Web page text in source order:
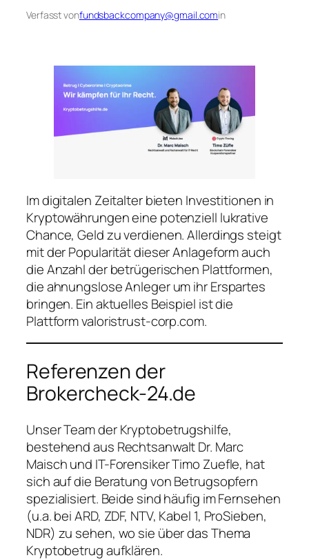
Verfasst vonfundsbackcompany@gmail.comin
Im digitalen Zeitalter bieten Investitionen in
Kryptowährungen eine potenziell lukrative
Chance, Geld zu verdienen. Allerdings steigt
mit der Popularität dieser Anlageform auch
die Anzahl der betrügerischen Plattformen,
die ahnungslose Anleger um ihr Erspartes
bringen. Ein aktuelles Beispiel ist die
Plattform valoristrust-corp.com.
Referenzen der
Brokercheck-24.de
Unser Team der Kryptobetrugshilfe,
bestehend aus Rechtsanwalt Dr. Marc
Maisch und IT-Forensiker Timo Zuefle, hat
sich auf die Beratung von Betrugsopfern
spezialisiert. Beide sind häufig im Fernsehen
(u.a. bei ARD, ZDF, NTV, Kabel 1, ProSieben,
NDR) zu sehen, wo sie über das Thema
Kryptobetrug aufklären.